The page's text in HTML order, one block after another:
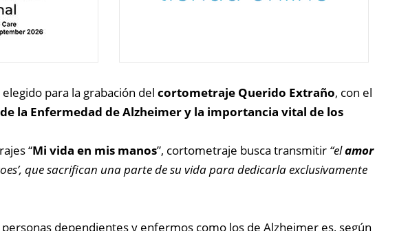
para la grabación del cortometraje Querido Extraño, con el
la Enfermedad de Alzheimer y la importancia vital de los
“Mi vida en mis manos”, cortometraje busca transmitir “elamor
que sacrifican una parte de su vida para dedicarla exclusivamente
dependientes y enfermos como los de Alzheimer es, según